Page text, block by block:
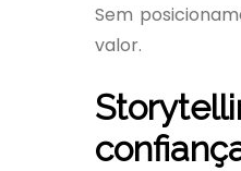
Sem
valor.